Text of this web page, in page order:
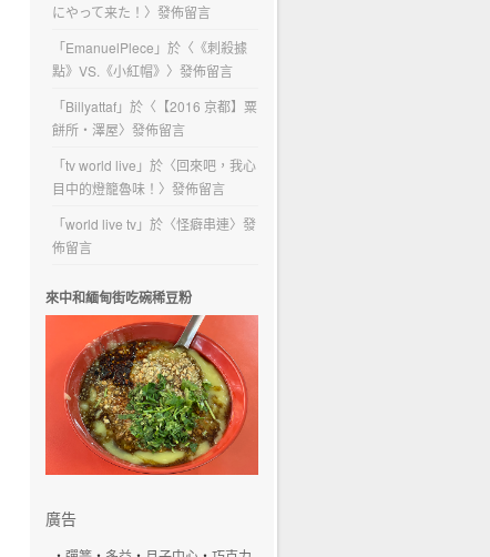
にやって来た！ 〉發佈留言
「EmanuelPlece 」於〈 《刺殺據
點》VS.《小紅帽》 〉發佈留言
「Billyattaf」於〈 【2016 京都】粟
餅所・澤屋〉發佈留言
「tv world live 」於〈回來吧，我心
目中的燈籠魯味！ 〉發佈留言
「world live tv」於〈怪癖串連〉發
佈留言
來中和緬甸街吃碗稀豆粉
廣告